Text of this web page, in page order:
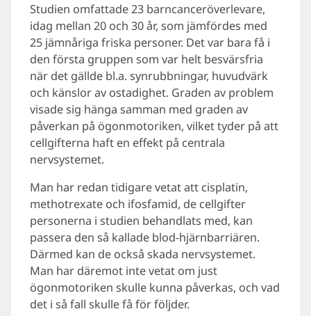
Studien omfattade 23 barncanceröverlevare,
idag mellan 20 och 30 år, som jämfördes med
25 jämnåriga friska personer. Det var bara få i
den första gruppen som var helt besvärsfria
när det gällde bl.a. synrubbningar, huvudvärk
och känslor av ostadighet. Graden av problem
visade sig hänga samman med graden av
påverkan på ögonmotoriken, vilket tyder på att
cellgifterna haft en effekt på centrala
nervsystemet.
Man har redan tidigare vetat att cisplatin,
methotrexate och ifosfamid, de cellgifter
personerna i studien behandlats med, kan
passera den så kallade blod-hjärnbarriären.
Därmed kan de också skada nervsystemet.
Man har däremot inte vetat om just
ögonmotoriken skulle kunna påverkas, och vad
det i så fall skulle få för följder.